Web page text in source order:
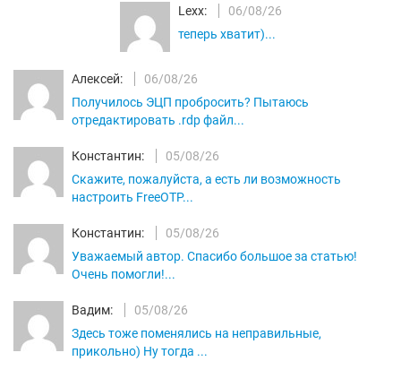
Lexx:
06/08/26
теперь хватит)...
Алексей:
06/08/26
Получилось ЭЦП пробросить? Пытаюсь
отредактировать .rdp файл...
Константин:
05/08/26
Скажите, пожалуйста, а есть ли возможность
настроить FreeOTP...
Константин:
05/08/26
Уважаемый автор. Спасибо большое за статью!
Очень помогли!...
Вадим:
05/08/26
Здесь тоже поменялись на неправильные,
прикольно) Ну тогда ...